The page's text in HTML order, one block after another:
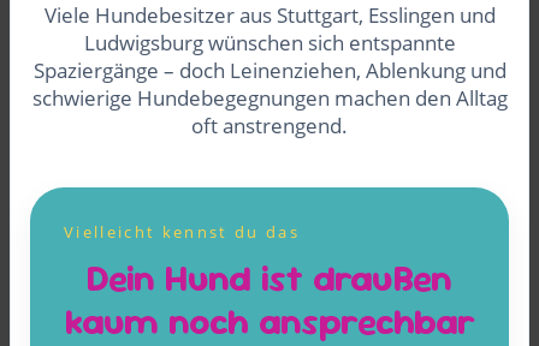
Viele Hundebesitzer aus Stuttgart, Esslingen und
Ludwigsburg wünschen sich entspannte
Spaziergänge – doch Leinenziehen, Ablenkung und
schwierige Hundebegegnungen machen den Alltag
oft anstrengend.
Vielleicht kennst du das
Dein Hund ist draußen
kaum noch ansprechbar